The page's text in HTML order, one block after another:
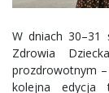
W dniach 30–31
Zdrowia
prozdrowotnym –
kolejna edycja